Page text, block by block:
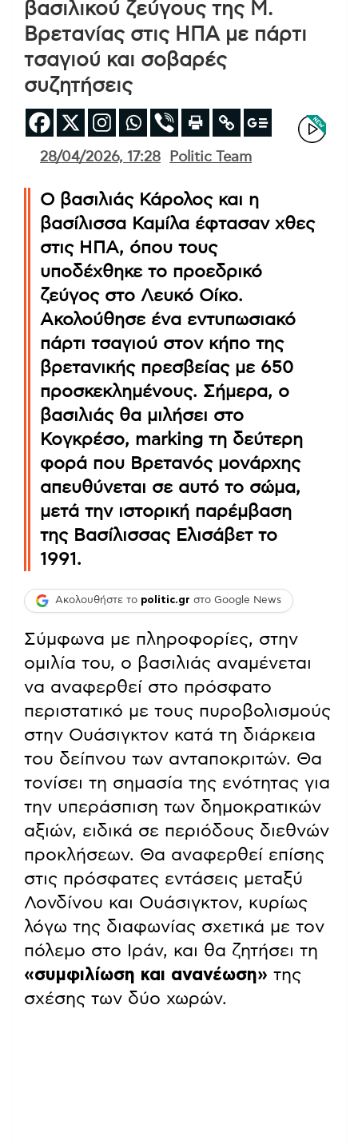
βασιλικού ζεύγους της Μ.
Βρετανίας στις ΗΠΑ με πάρτι
τσαγιού και σοβαρές
συζητήσεις
28/04/2026, 17:28 Politic Team
Ο βασιλιάς Κάρολος και η
βασίλισσα Καμίλα έφτασαν χθες
στις ΗΠΑ, όπου τους
υποδέχθηκε το προεδρικό
ζεύγος στο Λευκό Οίκο.
Ακολούθησε ένα εντυπωσιακό
πάρτι τσαγιού στον κήπο της
βρετανικής πρεσβείας με 650
προσκεκλημένους. Σήμερα, ο
βασιλιάς θα μιλήσει στο
Κογκρέσο, marking τη δεύτερη
φορά που Βρετανός μονάρχης
απευθύνεται σε αυτό το σώμα,
μετά την ιστορική παρέμβαση
της Βασίλισσας Ελισάβετ το
1991.
Ακολουθήστε το politic.gr στο Google News
Σύμφωνα με πληροφορίες, στην
ομιλία του, ο βασιλιάς αναμένεται
να αναφερθεί στο πρόσφατο
περιστατικό με τους πυροβολισμούς
στην Ουάσιγκτον κατά τη διάρκεια
του δείπνου των ανταποκριτών. Θα
τονίσει τη σημασία της ενότητας για
την υπεράσπιση των δημοκρατικών
αξιών, ειδικά σε περιόδους διεθνών
προκλήσεων. Θα αναφερθεί επίσης
στις πρόσφατες εντάσεις μεταξύ
Λονδίνου και Ουάσιγκτον, κυρίως
λόγω της διαφωνίας σχετικά με τον
πόλεμο στο Ιράν, και θα ζητήσει τη
«συμφιλίωση και ανανέωση» της
σχέσης των δύο χωρών.